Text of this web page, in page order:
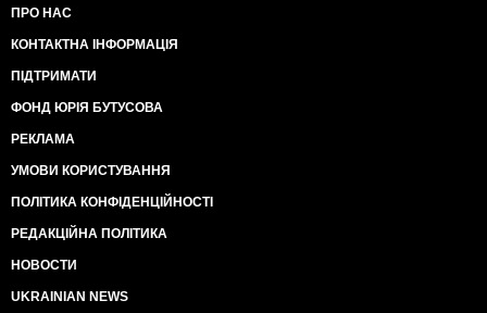
ПРО НАС
КОНТАКТНА ІНФОРМАЦІЯ
ПІДТРИМАТИ
ФОНД ЮРІЯ БУТУСОВА
РЕКЛАМА
УМОВИ КОРИСТУВАННЯ
ПОЛІТИКА КОНФІДЕНЦІЙНОСТІ
РЕДАКЦІЙНА ПОЛІТИКА
НОВОСТИ
UKRAINIAN NEWS